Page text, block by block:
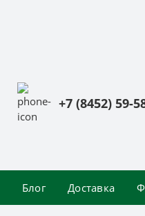
+7 (8452) 59-
Блог Доставка